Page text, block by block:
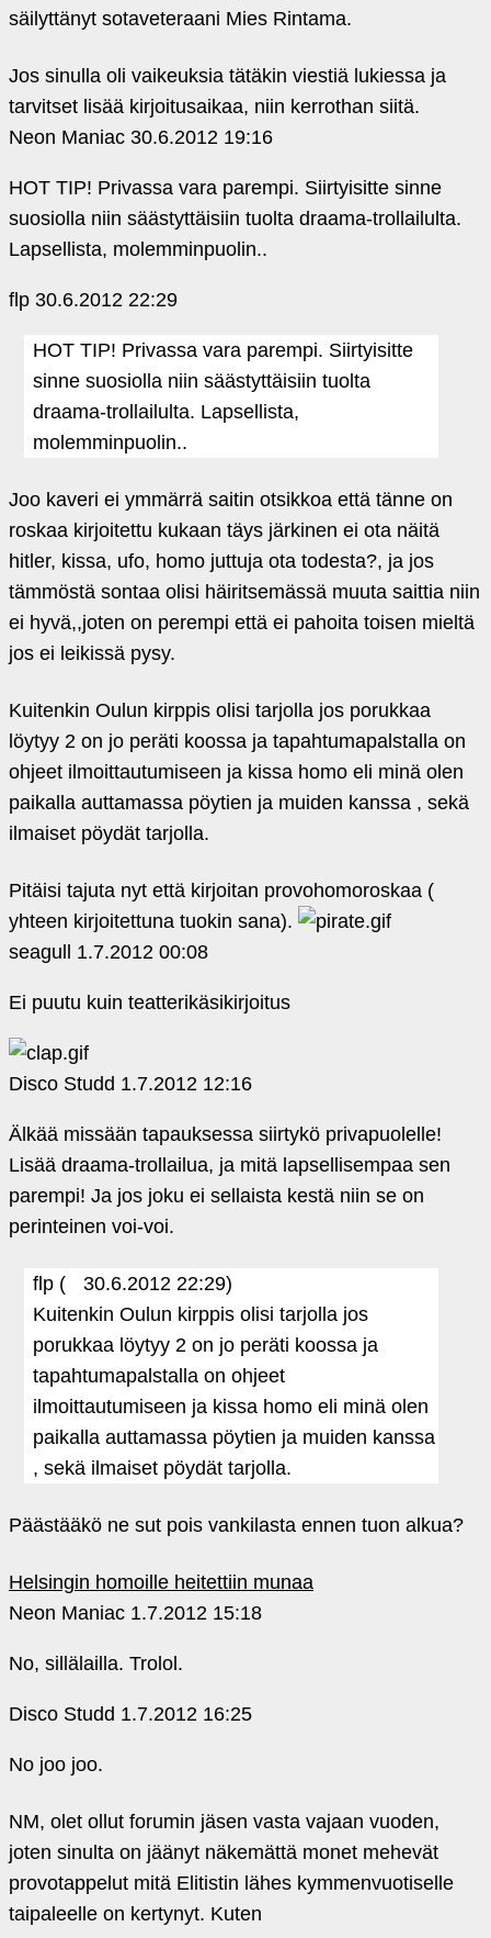
säilyttänyt sotaveteraani Mies Rintama.
Jos sinulla oli vaikeuksia tätäkin viestiä lukiessa ja
tarvitset lisää kirjoitusaikaa, niin kerrothan siitä.
Neon Maniac 30.6.2012 19:16
HOT TIP! Privassa vara parempi. Siirtyisitte sinne
suosiolla niin säästyttäisiin tuolta draama-trollailulta.
Lapsellista, molemminpuolin..
flp 30.6.2012 22:29
HOT TIP! Privassa vara parempi. Siirtyisitte
sinne suosiolla niin säästyttäisiin tuolta
draama-trollailulta. Lapsellista,
molemminpuolin..
Joo kaveri ei ymmärrä saitin otsikkoa että tänne on
roskaa kirjoitettu kukaan täys järkinen ei ota näitä
hitler, kissa, ufo, homo juttuja ota todesta?, ja jos
tämmöstä sontaa olisi häiritsemässä muuta saittia niin
ei hyvä,,joten on perempi että ei pahoita toisen mieltä
jos ei leikissä pysy.
Kuitenkin Oulun kirppis olisi tarjolla jos porukkaa
löytyy 2 on jo peräti koossa ja tapahtumapalstalla on
ohjeet ilmoittautumiseen ja kissa homo eli minä olen
paikalla auttamassa pöytien ja muiden kanssa , sekä
ilmaiset pöydät tarjolla.
Pitäisi tajuta nyt että kirjoitan provohomoroskaa (
yhteen kirjoitettuna tuokin sana).
seagull
1.7.2012 00:08
Ei puutu kuin teatterikäsikirjoitus
Disco Studd 1.7.2012 12:16
Älkää missään tapauksessa siirtykö privapuolelle!
Lisää draama-trollailua, ja mitä lapsellisempaa sen
parempi! Ja jos joku ei sellaista kestä niin se on
perinteinen voi-voi.
flp (
30.6.2012 22:29)
Kuitenkin Oulun kirppis olisi tarjolla jos
porukkaa löytyy 2 on jo peräti koossa ja
tapahtumapalstalla on ohjeet
ilmoittautumiseen ja kissa homo eli minä olen
paikalla auttamassa pöytien ja muiden kanssa
, sekä ilmaiset pöydät tarjolla.
Päästääkö ne sut pois vankilasta ennen tuon alkua?
Helsingin homoille heitettiin munaa
Neon Maniac 1.7.2012 15:18
No, sillälailla. Trolol.
Disco Studd 1.7.2012 16:25
No joo joo.
NM, olet ollut forumin jäsen vasta vajaan vuoden,
joten sinulta on jäänyt näkemättä monet mehevät
provotappelut mitä Elitistin lähes kymmenvuotiselle
taipaleelle on kertynyt. Kuten